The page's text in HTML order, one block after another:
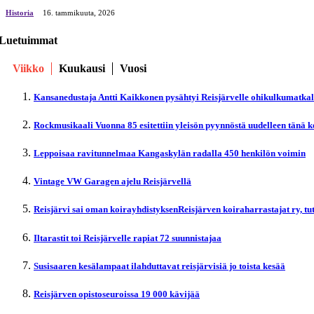
Historia 16. tammikuuta, 2026
Viikko Kuukausi Vuosi
Kansanedustaja Antti Kaikkonen pysähtyi Reisjärvelle
Rockmusikaali Vuonna 85 esitettiin yleisön pyynnöstä uudelleen tänä
Leppoisaa ravitunnelmaa Kangaskylän radalla 450 henkilön voimin
Vintage VW Garagen ajelu Reisjärvellä
Reisjärvi sai oman koirayhdistyksenReisjärven koiraharrastajat ry,
Iltarastit toi Reisjärvelle rapiat 72 suunnistajaa
Susisaaren kesälampaat ilahduttavat reisjärvisiä jo toista kesää
Reisjärven opistoseuroissa 19 000 kävijää